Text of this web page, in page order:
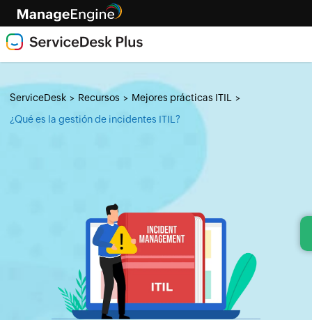
ServiceDesk > Recursos > Mejores prácticas ITIL
>
¿Qué es la gestión de incidentes ITIL?